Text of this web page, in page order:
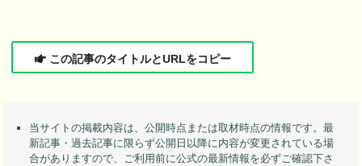
この記事のタイトルとURLをコピー
当サイトの掲載内容は、公開時点または取材時点の情報です。最
新記事・過去記事に限らず公開日以降に内容が変更されている場
合がありますので、ご利用前に公式の最新情報を必ずご確認下さ